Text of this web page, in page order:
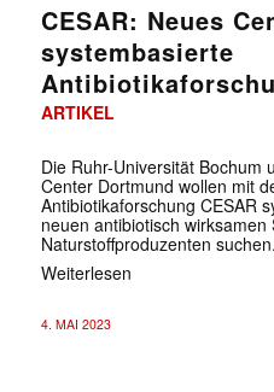
CESAR: Neues
systembasierte
ARTIKEL
Die Ruhr-Universität Bochum
Center Dortmund wollen mit
Antibiotikaforschung CESAR
neuen antibiotisch wirksamen
Naturstoffproduzenten suchen.
Weiterlesen
4. MAI 2023